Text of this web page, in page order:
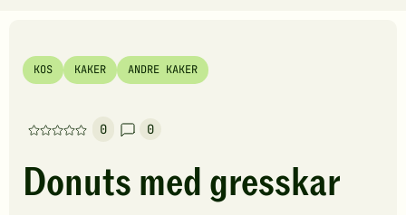
KOS KAKER ANDRE KAKER
0
Denne
har
foreløpig
0
Donuts med gresskar